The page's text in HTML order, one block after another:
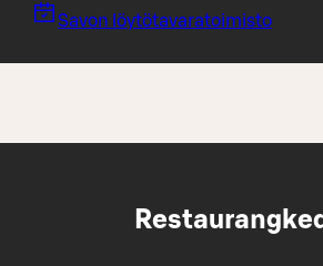
Savon löytötavaratoimisto